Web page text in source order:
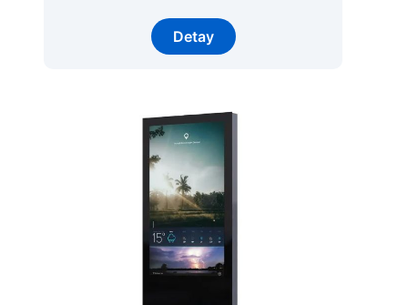
Detay